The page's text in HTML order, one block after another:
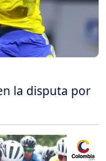
la disputa por